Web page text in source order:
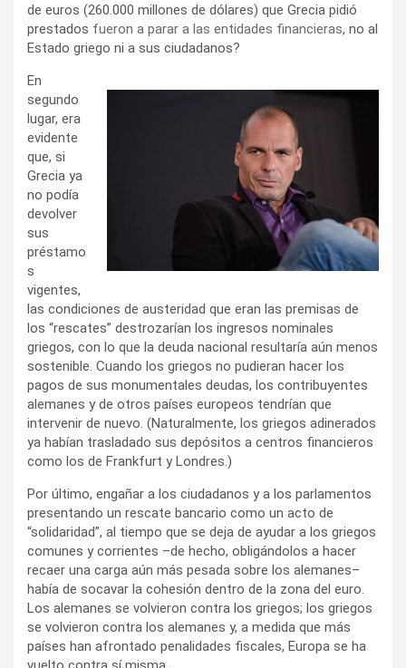
de euros (260.000 millones de dólares) que Grecia pidió
prestados fueron a parar a las entidades financieras, no al
Estado griego ni a sus ciudadanos?
En
segundo
lugar, era
evidente
que, si
Grecia ya
no podía
devolver
sus
préstamo
s
vigentes,
las condiciones de austeridad que eran las premisas de
los “rescates” destrozarían los ingresos nominales
griegos, con lo que la deuda nacional resultaría aún menos
sostenible. Cuando los griegos no pudieran hacer los
pagos de sus monumentales deudas, los contribuyentes
alemanes y de otros países europeos tendrían que
intervenir de nuevo. (Naturalmente, los griegos adinerados
ya habían trasladado sus depósitos a centros financieros
como los de Frankfurt y Londres.)
Por último, engañar a los ciudadanos y a los parlamentos
presentando un rescate bancario como un acto de
“solidaridad”, al tiempo que se deja de ayudar a los griegos
comunes y corrientes –de hecho, obligándolos a hacer
recaer una carga aún más pesada sobre los alemanes–
había de socavar la cohesión dentro de la zona del euro.
Los alemanes se volvieron contra los griegos; los griegos
se volvieron contra los alemanes y, a medida que más
países han afrontado penalidades fiscales, Europa se ha